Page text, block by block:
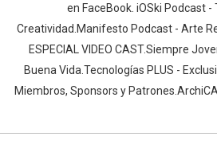
en FaceBook. iOSki Podcast -
Creatividad.Manifesto Podcast - Arte
ESPECIAL VIDEO CAST.Siempre
Buena Vida.Tecnologías PLUS -
Miembros, Sponsors y